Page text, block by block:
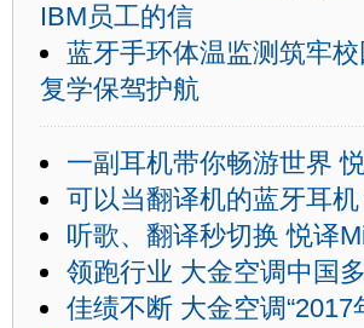
IBM员工的信
蓝牙手环体温监测筑牢
复学保驾护航
一副耳机带你畅游世界
可以当翻译机的蓝牙耳
听歌、翻译秒切换 悦译
领跑行业 大金空调中国
佳绩不断 大金空调